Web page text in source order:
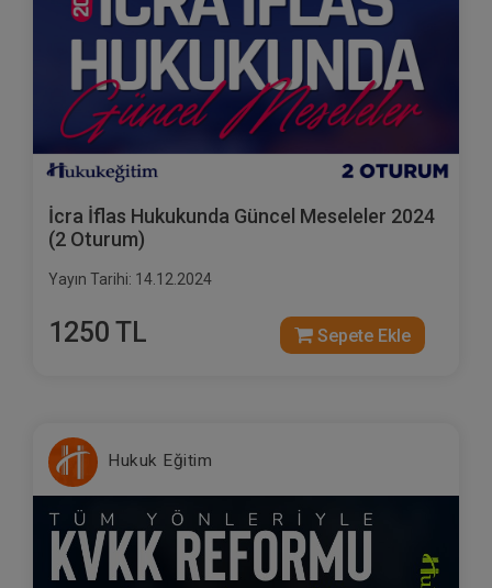
İcra İflas Hukukunda Güncel Meseleler 2024
(2 Oturum)
Yayın Tarihi: 14.12.2024
1250 TL Sepete Ekle
Hukuk Eğitim